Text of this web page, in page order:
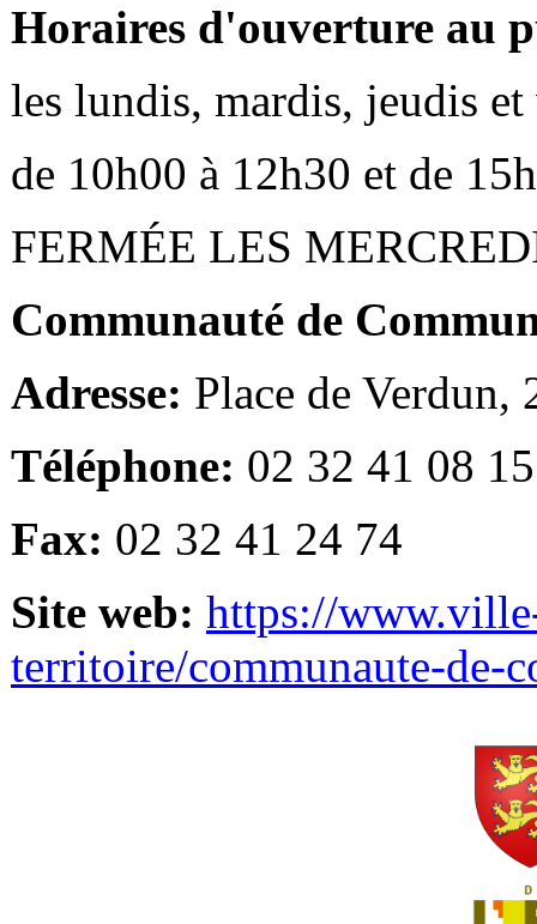
Horaires d'ouverture au
les lundis, mardis, jeudis et
de 10h00 à 12h30 et de
FERMÉE LES
Communauté de
Adresse: Place de Verdun,
Téléphone: 02 32 41 08 15
Fax: 02 32 41 24 74
Site web: https://
territoire/communaute-de-